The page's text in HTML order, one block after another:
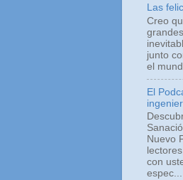
Las
Creo
junto
el
El
Nuevo
con
espec...